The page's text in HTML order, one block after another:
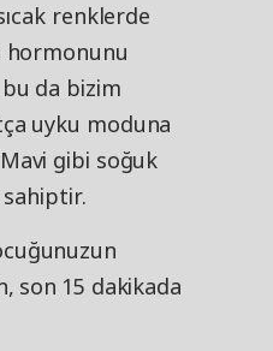
renklerde
hormonunu
da bizim
uyku moduna
gibi soğuk
son 15 dakikada